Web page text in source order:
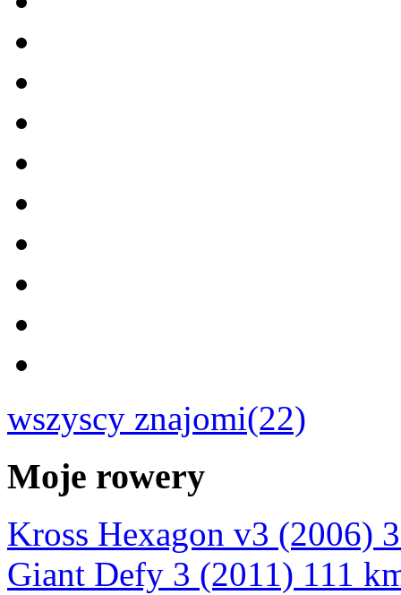
wszyscy znajomi(22)
Moje rowery
Kross Hexagon v3 (2006)
Giant Defy 3 (2011) 111